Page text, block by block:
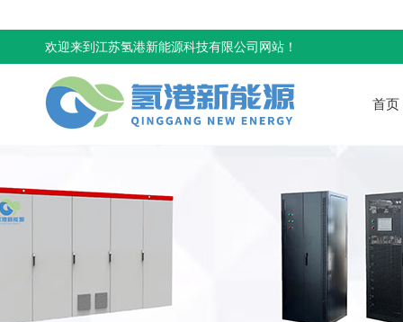
欢迎来到江苏氢港新能源科技有限公司网站！
首页